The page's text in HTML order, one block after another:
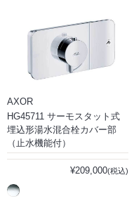
AXOR
HG45711 サーモスタット式
埋込形湯水混合栓カバー部
（止水機能付）
¥209,000(税込)